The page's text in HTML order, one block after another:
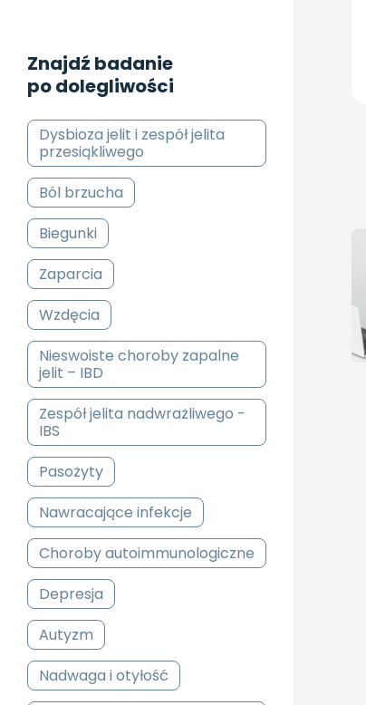
Znajdź badanie
po dolegliwości
Dysbioza jelit i zespół jelita
przesiąkliwego
Ból brzucha
Biegunki
Zaparcia
Wzdęcia
Nieswoiste choroby zapalne
jelit – IBD
Zespół jelita nadwrażliwego -
IBS
Pasożyty
Nawracające infekcje
Choroby autoimmunologiczne
Depresja
Autyzm
Nadwaga i otyłość